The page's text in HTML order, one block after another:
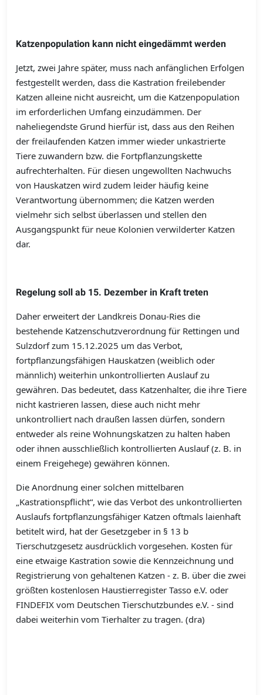
Katzenpopulation kann nicht eingedämmt werden
Jetzt, zwei Jahre später, muss nach anfänglichen Erfolgen
festgestellt werden, dass die Kastration freilebender
Katzen alleine nicht ausreicht, um die Katzenpopulation
im erforderlichen Umfang einzudämmen. Der
naheliegendste Grund hierfür ist, dass aus den Reihen
der freilaufenden Katzen immer wieder unkastrierte
Tiere zuwandern bzw. die Fortpflanzungskette
aufrechterhalten. Für diesen ungewollten Nachwuchs
von Hauskatzen wird zudem leider häufig keine
Verantwortung übernommen; die Katzen werden
vielmehr sich selbst überlassen und stellen den
Ausgangspunkt für neue Kolonien verwilderter Katzen
dar.
Regelung soll ab 15. Dezember in Kraft treten
Daher erweitert der Landkreis Donau-Ries die
bestehende Katzenschutzverordnung für Rettingen und
Sulzdorf zum 15.12.2025 um das Verbot,
fortpflanzungsfähigen Hauskatzen (weiblich oder
männlich) weiterhin unkontrollierten Auslauf zu
gewähren. Das bedeutet, dass Katzenhalter, die ihre Tiere
nicht kastrieren lassen, diese auch nicht mehr
unkontrolliert nach draußen lassen dürfen, sondern
entweder als reine Wohnungskatzen zu halten haben
oder ihnen ausschließlich kontrollierten Auslauf (z. B. in
einem Freigehege) gewähren können.
Die Anordnung einer solchen mittelbaren
„Kastrationspflicht“, wie das Verbot des unkontrollierten
Auslaufs fortpflanzungsfähiger Katzen oftmals laienhaft
betitelt wird, hat der Gesetzgeber in § 13 b
Tierschutzgesetz ausdrücklich vorgesehen. Kosten für
eine etwaige Kastration sowie die Kennzeichnung und
Registrierung von gehaltenen Katzen - z. B. über die zwei
größten kostenlosen Haustierregister Tasso e.V. oder
FINDEFIX vom Deutschen Tierschutzbundes e.V. - sind
dabei weiterhin vom Tierhalter zu tragen. (dra)